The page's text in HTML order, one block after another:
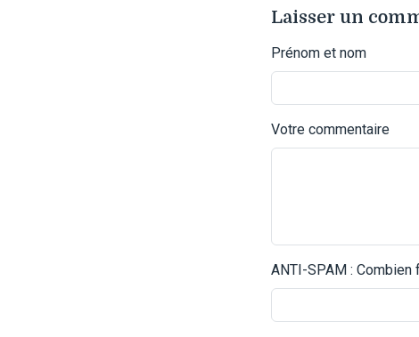
Laisser un
Prénom et nom
Votre commentaire
ANTI-SPAM :